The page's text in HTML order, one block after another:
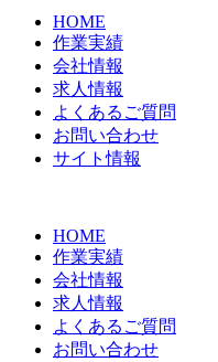
HOME
作業実績
会社情報
求人情報
よくあるご質問
お問い合わせ
サイト情報
HOME
作業実績
会社情報
求人情報
よくあるご質問
お問い合わせ